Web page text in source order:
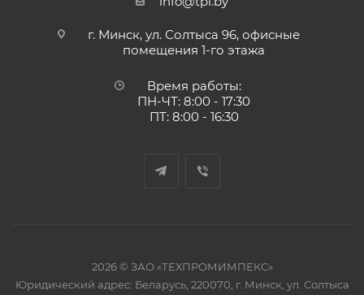
г. Минск, ул. Солтыса 96, офисные
помещения 1-го этажа
Время работы:
ПН-ЧТ: 8:00 - 17:30
ПТ: 8:00 - 16:30
2026 © ЗАО «ТЕХПРОМИМПЕКС»
Юридический адрес: Беларусь, 220070, г. Минск, ул. Солтыса